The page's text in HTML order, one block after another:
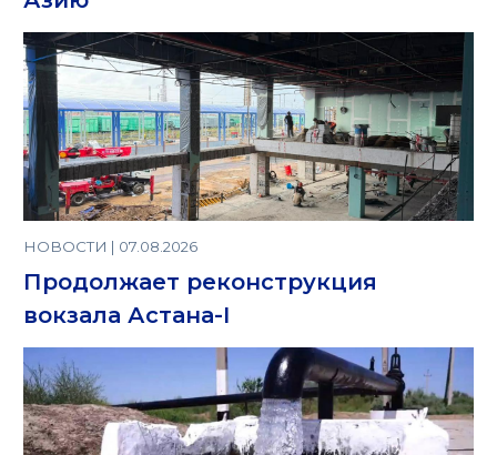
НОВОСТИ | 07.08.2026
Продолжает реконструкция
вокзала Астана-I